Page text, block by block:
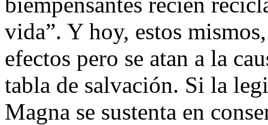
vida”. Y hoy, estos
efectos pero se atan a la
tabla de salvación. Si la
Magna se sustenta en